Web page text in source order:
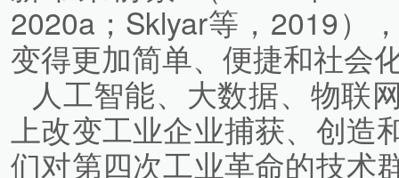
2020a；Sklyar等，2019）
变得更加简单、便捷和社会
人工智能、大数据、物联
上改变工业企业捕获、创造
们对第四次工业革命的技术